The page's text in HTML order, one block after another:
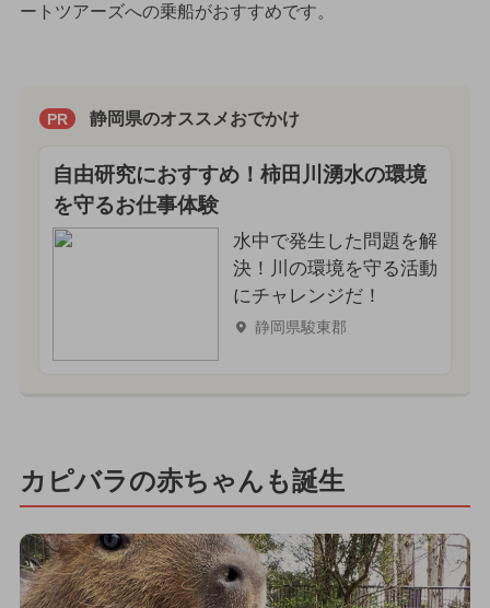
ートツアーズへの乗船がおすすめです。
PR 静岡県のオススメおでかけ
自由研究におすすめ！柿田川湧水の環境
を守るお仕事体験
水中で発生した問題を解
決！川の環境を守る活動
にチャレンジだ！
静岡県駿東郡
カピバラの赤ちゃんも誕生